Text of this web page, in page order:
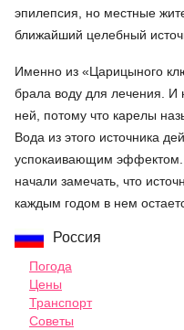
эпилепсия, но местные
ближайший целебный
Именно из «Царицыного
брала воду для лечения. И
ней, потому что карелы
Вода из этого источника
успокаивающим
начали замечать, что
каждым годом в нем
Россия
Погода
Цены
Транспорт
Советы